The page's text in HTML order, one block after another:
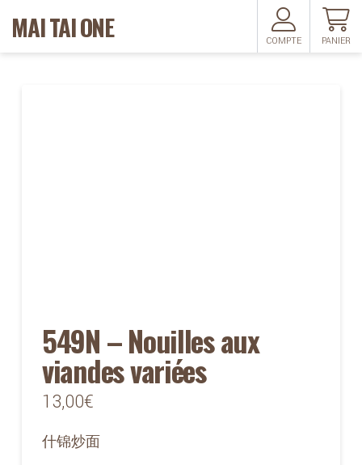
MAI TAI ONE COMPTE PANIER
549N – Nouilles aux
viandes variées
13,00€
什锦炒面